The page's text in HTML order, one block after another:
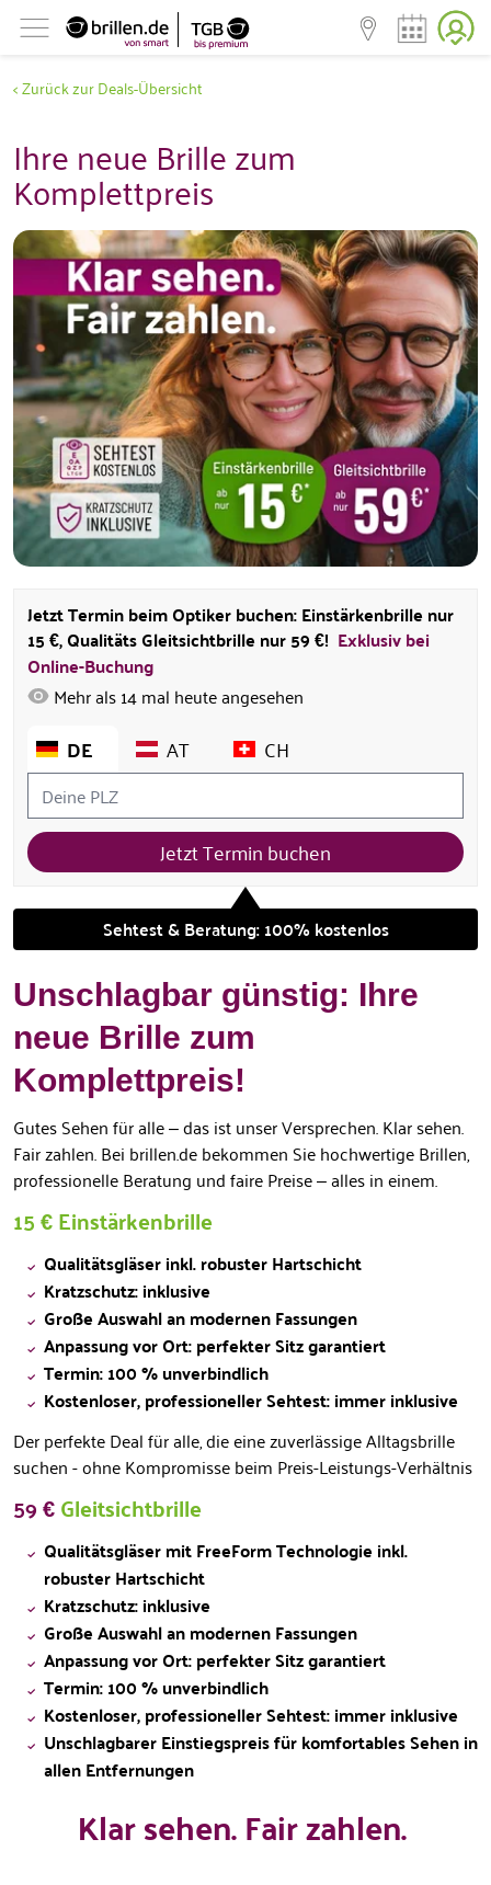
< Zurück zur Deals-Übersicht
Ihre neue Brille zum
Komplettpreis
Jetzt Termin beim Optiker buchen: Einstärkenbrille nur
15 €, Qualitäts Gleitsichtbrille nur 59 €! Exklusiv bei
Online-Buchung
Mehr als14mal heute angesehen
DE AT CH
Jetzt Termin buchen
Sehtest & Beratung: 100% kostenlos
Unschlagbar günstig: Ihre
neue Brille zum
Komplettpreis!
Gutes Sehen für alle – das ist unser Versprechen. Klar sehen.
Fair zahlen. Bei brillen.de bekommen Sie hochwertige Brillen,
professionelle Beratung und faire Preise – alles in einem.
15 € Einstärkenbrille
Qualitätsgläser inkl. robuster Hartschicht
Kratzschutz: inklusive
Große Auswahl an modernen Fassungen
Anpassung vor Ort: perfekter Sitz garantiert
Termin: 100 % unverbindlich
Kostenloser, professioneller Sehtest: immer inklusive
Der perfekte Deal für alle, die eine zuverlässige Alltagsbrille
suchen - ohne Kompromisse beim Preis-Leistungs-Verhältnis
59 €Gleitsichtbrille
Qualitätsgläser mit FreeForm Technologie inkl.
robuster Hartschicht
Kratzschutz: inklusive
Große Auswahl an modernen Fassungen
Anpassung vor Ort: perfekter Sitz garantiert
Termin: 100 % unverbindlich
Kostenloser, professioneller Sehtest: immer inklusive
Unschlagbarer Einstiegspreis für komfortables Sehen in
allen Entfernungen
Klar sehen. Fair zahlen.